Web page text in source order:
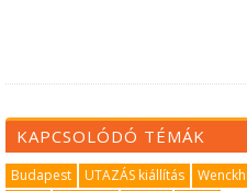
KAPCSOLÓDÓ TÉMÁK
Budapest UTAZÁS kiállítás